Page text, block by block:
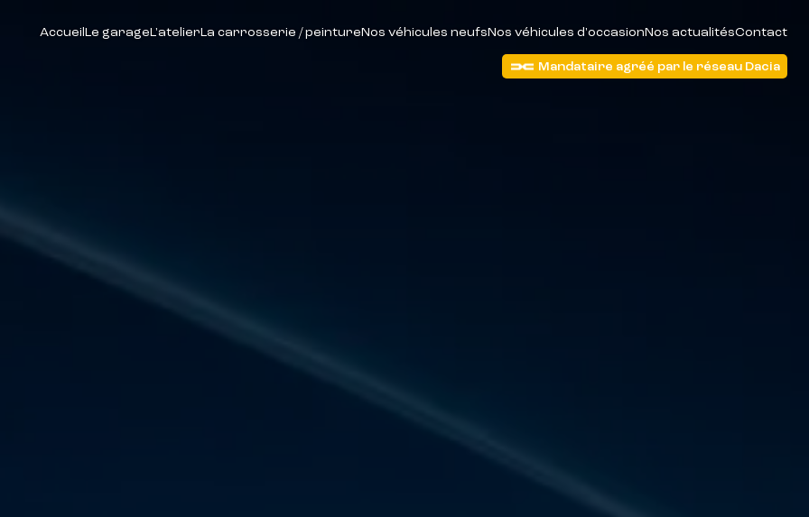
AccueilLe garageL'atelierLa carrosserie / peintureNos véhicules neufsNos véhicules d'occasionNos actualitésContact
Mandataire agréé par le réseau Dacia